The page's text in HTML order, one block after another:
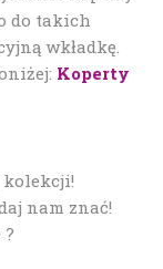
do takich
wkładkę.
Koperty
nam znać!